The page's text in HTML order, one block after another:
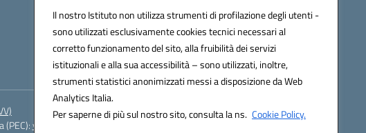
Il nostro Istituto non utilizza strumenti di profilazione degli utenti -
sono utilizzati esclusivamente cookies tecnici necessari al
corretto funzionamento del sito, alla fruibilità dei servizi
istituzionali e alla sua accessibilità – sono utilizzati, inoltre,
strumenti statistici anonimizzati messi a disposizione da Web
Analytics Italia.
Per saperne di più sul nostro sito, consulta la ns. Cookie Policy.
Gallery
(PEC):vvic82200d@pec.istruzione.it